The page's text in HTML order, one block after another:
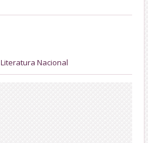
Literatura Nacional